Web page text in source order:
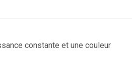
constante et une couleur